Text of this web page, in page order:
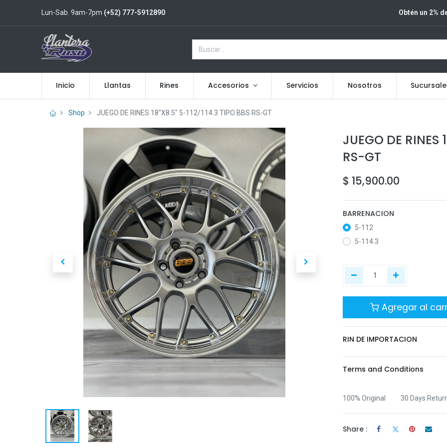
Lun-Sab. 9am-7pm (+52) 777-5912890 Obtén un 2%
Inicio Llantas Rines Accesorios Servicios Nosotros
Shop JUEGO DE RINES 18"X8.5" 5-112/114.3 TIPO BBS RS-GT
JUEGO DE RINES
RS-GT
$ 15,900.00
BARRENACION
5-112
5-114.3
Agregar al
RIN DE IMPORTACION
Terms and Conditions
100% Original 30 Days
Share :